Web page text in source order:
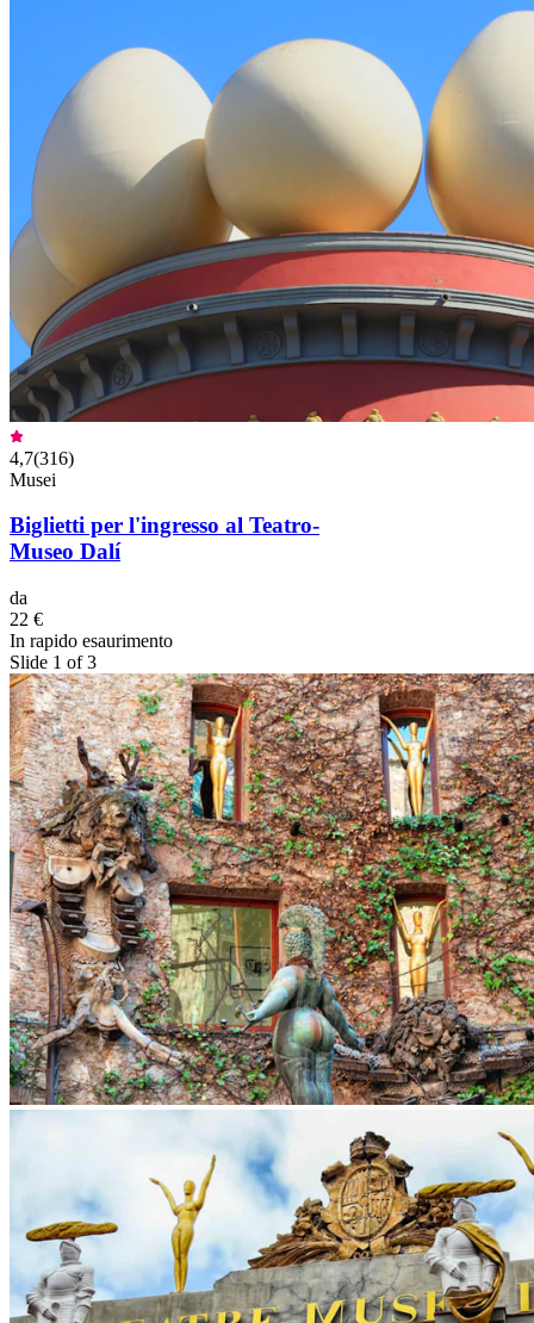
4,7(316)
Musei
Biglietti per l'ingresso al Teatro-
Museo Dalí
da
22 €
In rapido esaurimento
Slide 1 of 3